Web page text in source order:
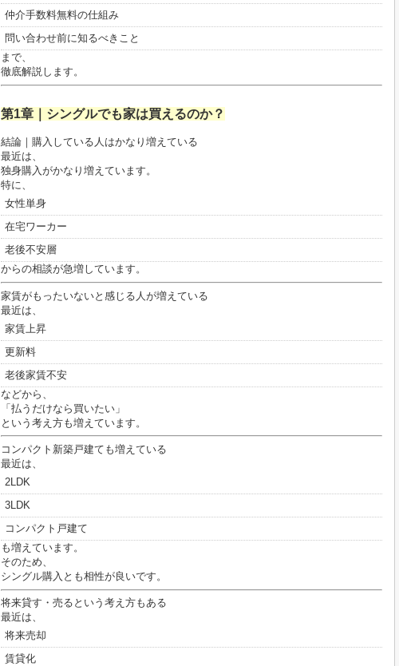
仲介手数料無料の仕組み
問い合わせ前に知るべきこと
まで、
徹底解説します。
第1章｜シングルでも家は買えるのか？
結論｜購入している人はかなり増えている
最近は、
独身購入がかなり増えています。
特に、
女性単身
在宅ワーカー
老後不安層
からの相談が急増しています。
家賃がもったいないと感じる人が増えている
最近は、
家賃上昇
更新料
老後家賃不安
などから、
「払うだけなら買いたい」
という考え方も増えています。
コンパクト新築戸建ても増えている
最近は、
2LDK
3LDK
コンパクト戸建て
も増えています。
そのため、
シングル購入とも相性が良いです。
将来貸す・売るという考え方もある
最近は、
将来売却
賃貸化